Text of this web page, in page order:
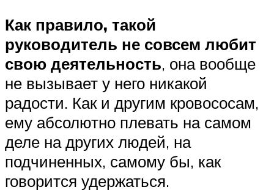
Как правило, такой
руководитель не совсем любит
свою деятельность, она вообще
не вызывает у него никакой
радости. Как и другим кровососам,
ему абсолютно плевать на самом
деле на других людей, на
подчиненных, самому бы, как
говорится удержаться.